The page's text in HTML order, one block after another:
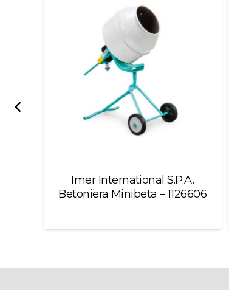
Imer International S.P.A.
Betoniera Minibeta – 1126606